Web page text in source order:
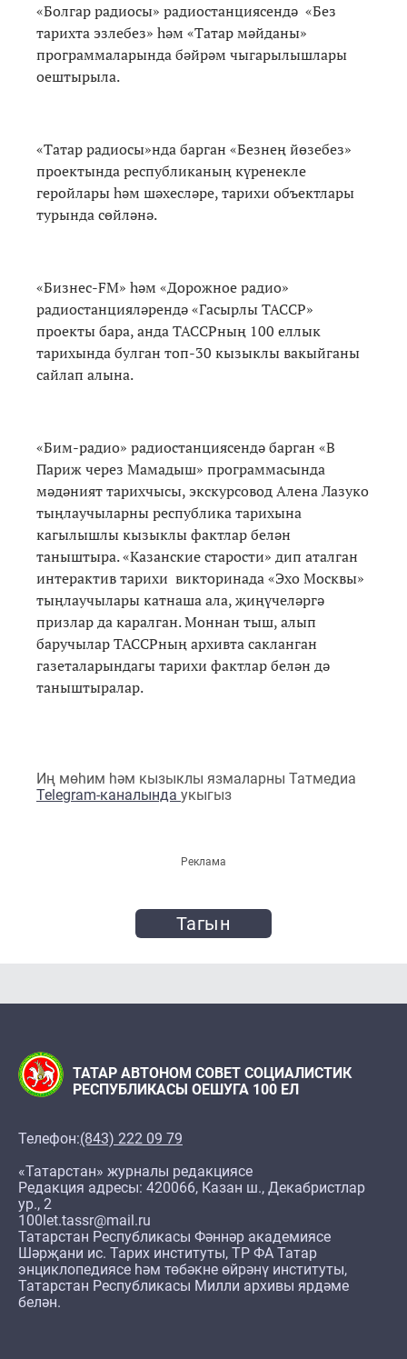
«Болгар радиосы» радиостанциясендә «Без
тарихта эзлебез» һәм «Татар мәйданы»
программаларында бәйрәм чыгарылышлары
оештырыла.
«Татар радиосы»нда барган «Безнең йөзебез»
проектында республиканың күренекле
геройлары һәм шәхесләре, тарихи объектлары
турында сөйләнә.
«Бизнес-FM» һәм «Дорожное радио»
радиостанцияләрендә «Гасырлы ТАССР»
проекты бара, анда ТАССРның 100 еллык
тарихында булган топ-30 кызыклы вакыйганы
сайлап алына.
«Бим-радио» радиостанциясендә барган «В
Париж через Мамадыш» программасында
мәдәният тарихчысы, экскурсовод Алена Лазуко
тыңлаучыларны республика тарихына
кагылышлы кызыклы фактлар белән
таныштыра. «Казанские старости» дип аталган
интерактив тарихи викторинада «Эхо Москвы»
тыңлаучылары катнаша ала, җиңүчеләргә
призлар да каралган. Моннан тыш, алып
баручылар ТАССРның архивта сакланган
газеталарындагы тарихи фактлар белән дә
таныштыралар.
Иң мөһим һәм кызыклы язмаларны Татмедиа
Telegram-каналында укыгыз
Реклама
Тагын
ТАТАР АВТОНОМ СОВЕТ СОЦИАЛИСТИК
РЕСПУБЛИКАСЫ ОЕШУГА 100 ЕЛ
Телефон:(843) 222 09 79
«Татарстан» журналы редакциясе
Редакция адресы: 420066, Казан ш., Декабристлар
ур., 2
100let.tassr@mail.ru
Татарстан Республикасы Фәннәр академиясе
Шәрҗани ис. Тарих институты, ТР ФА Татар
энциклопедиясе һәм төбәкне өйрәнү институты,
Татарстан Республикасы Милли архивы ярдәме
белән.